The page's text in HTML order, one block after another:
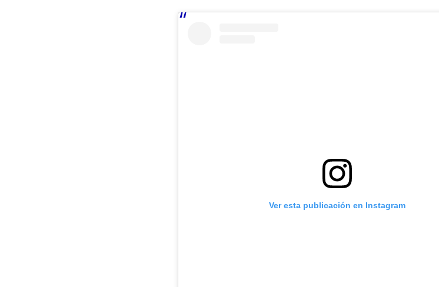
Ver esta publicación en Instagram